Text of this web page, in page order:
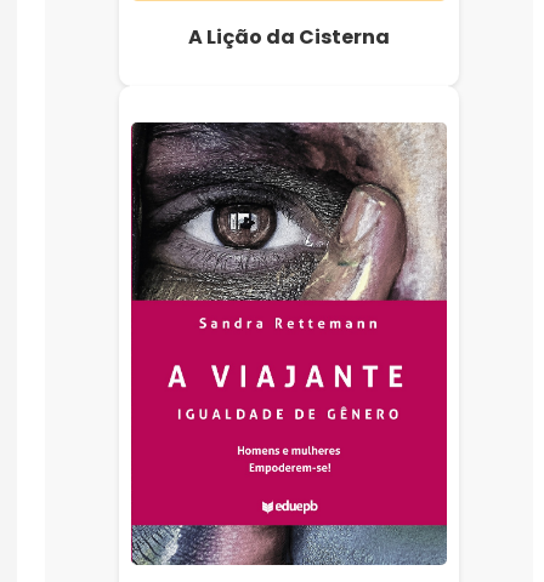
A Lição da Cisterna